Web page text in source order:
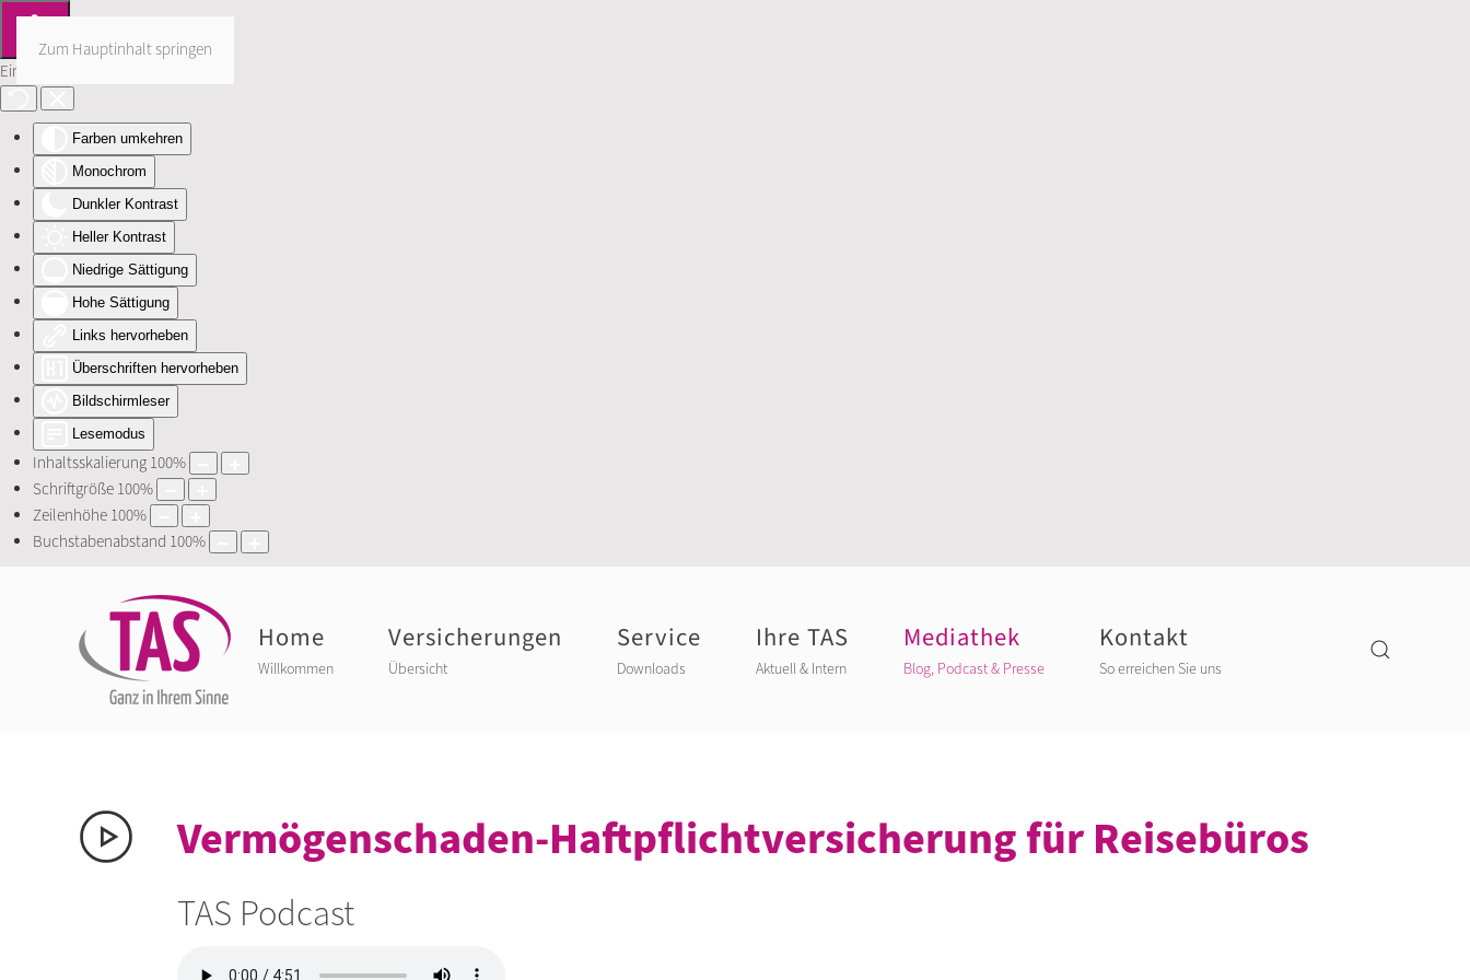
Eingabehilfen öffnen
Farben umkehren
Monochrom
Dunkler Kontrast
Heller Kontrast
Niedrige Sättigung
Hohe Sättigung
Links hervorheben
Überschriften hervorheben
Bildschirmleser
Lesemodus
Inhaltsskalierung100%
Schriftgröße100%
Zeilenhöhe100%
Buchstabenabstand 100%
Zum Hauptinhalt springen
Home
Willkommen
Versicherungen
Übersicht
Service
Downloads
Ihre TAS
Aktuell & Intern
Mediathek
Blog, Podcast & Presse
Kontakt
So erreichen Sie uns
Vermögenschaden-Haftpflichtversicherung für Reisebüros
TAS Podcast